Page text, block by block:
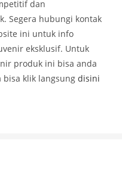
dan
Segera hubungi kontak
ini untuk info
eksklusif. Untuk
produk ini bisa anda
bisa klik langsung disini